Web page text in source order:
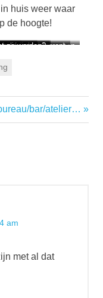
huis weer waar
de hoogte!
hal dicht
wat lente…
aardig leeg te raken
volgepropt
is leeg!
eraf
zo worden?
bar/atelier…
am
met al dat